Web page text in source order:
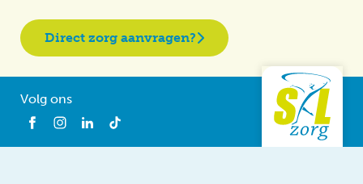
Direct zorg aanvragen?
Volg ons